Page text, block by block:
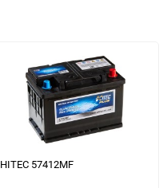
HITEC 57412MF